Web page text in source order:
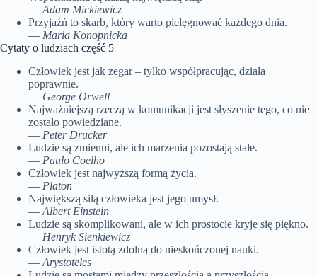
—Adam Mickiewicz
Przyjaźń to skarb, który warto pielęgnować każdego dnia.
— Maria Konopnicka
Cytaty o ludziach część 5
Człowiek jest jak zegar – tylko współpracując, działa
poprawnie.
— George Orwell
Najważniejszą rzeczą w komunikacji jest słyszenie tego, co nie
zostało powiedziane.
— Peter Drucker
Ludzie są zmienni, ale ich marzenia pozostają stałe.
— Paulo Coelho
Człowiek jest najwyższą formą życia.
— Platon
Największą siłą człowieka jest jego umysł.
— Albert Einstein
Ludzie są skomplikowani, ale w ich prostocie kryje się piękno.
— Henryk Sienkiewicz
Człowiek jest istotą zdolną do nieskończonej nauki.
— Arystoteles